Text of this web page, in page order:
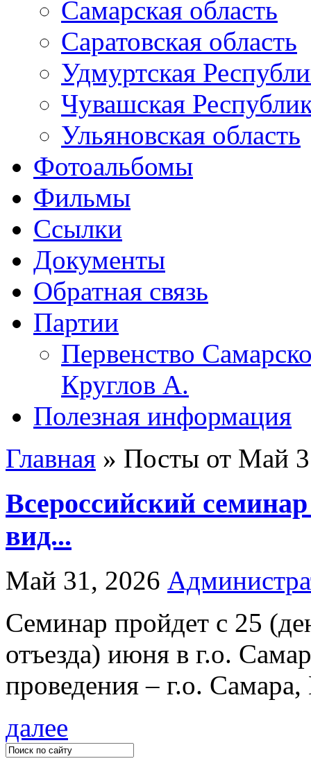
Самарская область
Саратовская область
Удмуртская
Чувашская
Ульяновская область
Фотоальбомы
Фильмы
Ссылки
Документы
Обратная связь
Партии
Первенство
Круглов А.
Полезная информация
Главная » Посты от Май
Всероссийский
вид...
Май 31, 2026
Семинар пройдет с 25
отъезда) июня в г.о.
проведения – г.о.
далее